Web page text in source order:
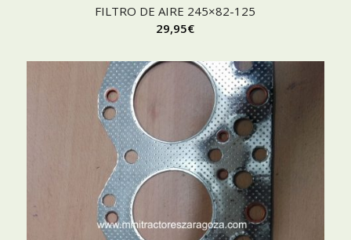
FILTRO DE AIRE 245×82-125
29,95€